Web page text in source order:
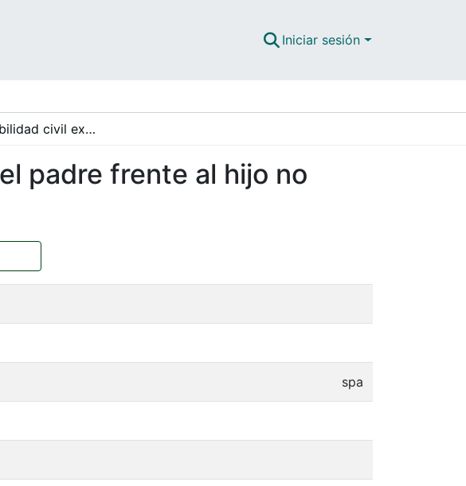
Iniciar sesión
Responsabilidad civil extracontractual del padre frente al hijo no reconocido
padre frente al hijo no
spa